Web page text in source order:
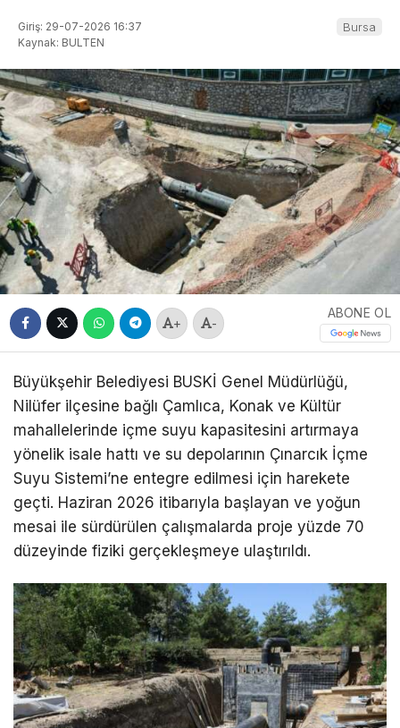
Giriş: 29-07-2026 16:37
Kaynak: BULTEN
Bursa
+ -
ABONE OL
Büyükşehir Belediyesi BUSKİ Genel Müdürlüğü,
Nilüfer ilçesine bağlı Çamlıca, Konak ve Kültür
mahallelerinde içme suyu kapasitesini artırmaya
yönelik isale hattı ve su depolarının Çınarcık İçme
Suyu Sistemi’ne entegre edilmesi için harekete
geçti. Haziran 2026 itibarıyla başlayan ve yoğun
mesai ile sürdürülen çalışmalarda proje yüzde 70
düzeyinde fiziki gerçekleşmeye ulaştırıldı.